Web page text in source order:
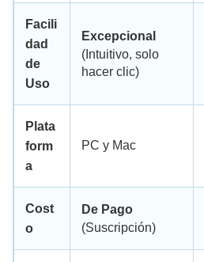
Facili
dad
de
Uso
Excepcional
(Intuitivo, solo
hacer clic)
Plata
form
a
PC y Mac
Cost
o
De Pago
(Suscripción)